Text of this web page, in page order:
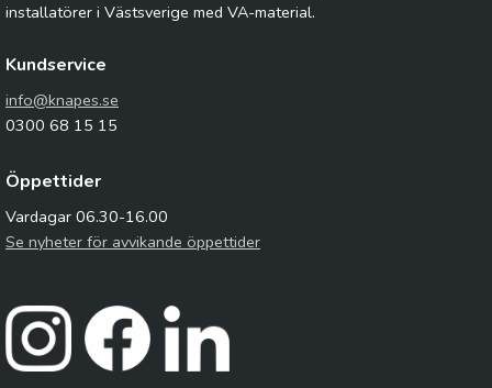
installatörer i Västsverige med VA-material.
Kundservice
info@knapes.se
0300 68 15 15
Öppettider
Vardagar 06.30-16.00
Se nyheter för avvikande öppettider